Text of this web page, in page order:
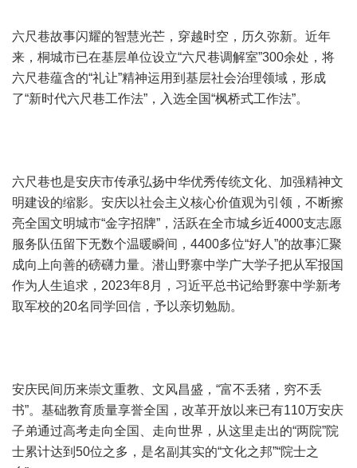
六尺巷故事闪耀的智慧光芒，穿越时空，历久弥新。近年
来，桐城市已在基层单位设立“六尺巷调解室”300余处，将
六尺巷蕴含的“礼让”精神运用到基层社会治理领域，形成
了“新时代六尺巷工作法”，入选全国“枫桥式工作法”。
六尺巷也是安庆市传承弘扬中华优秀传统文化、加强精神文
明建设的缩影。安庆以社会主义核心价值观为引领，不断擦
亮全国文明城市“金字招牌”，活跃在全市城乡近4000支志愿
服务队伍留下无数个温暖瞬间，4400多位“好人”的故事汇聚
成向上向善的磅礴力量。潜山野寨中学广大学子把从军报国
作为人生追求，2023年8月，习近平总书记给野寨中学新考
取军校的20名同学回信，予以亲切勉励。
安庆民间历来崇文重教、文风昌盛，“富不丢猪，穷不丢
书”。基础教育质量享誉全国，改革开放以来已有110万安庆
子弟通过高考走向全国、走向世界，从这里走出的“两院”院
士累计达到50位之多，是名副其实的“文化之邦”“院士之